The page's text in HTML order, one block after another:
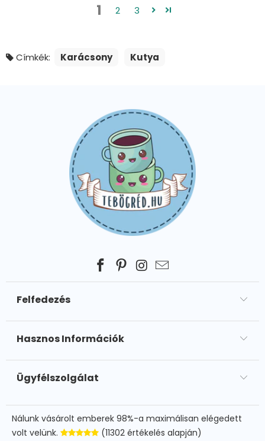
1 2 3
Címkék: Karácsony Kutya
Felfedezés
Hasznos Információk
Ügyfélszolgálat
Nálunk vásárolt emberek 98%-a maximálisan elégedett
volt velünk.
(11302 értékelés alapján)